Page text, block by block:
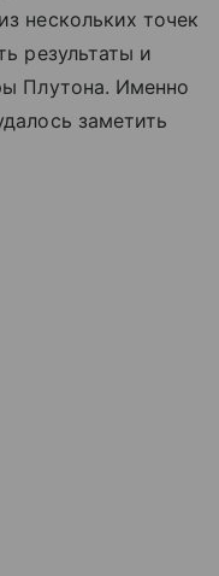
нескольких точек
результаты и
Плутона. Именно
заметить